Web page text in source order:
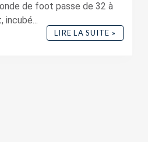
de foot passe de 32 à
incubé...
LIRE LA SUITE »